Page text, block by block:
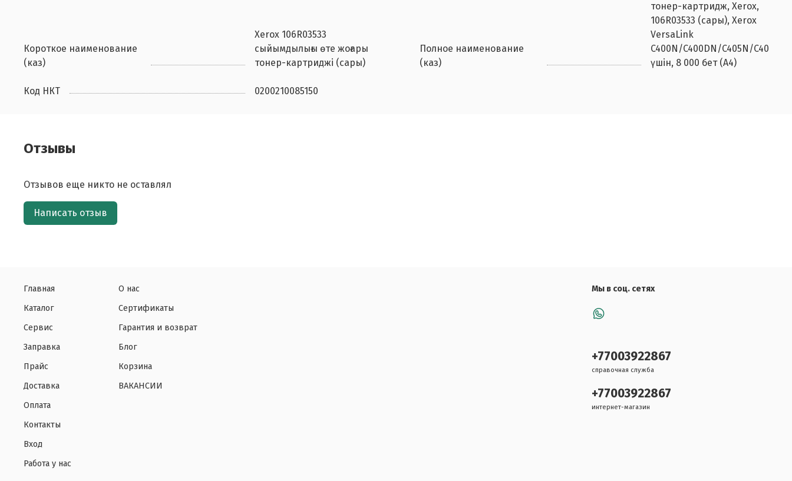
Короткое наименование
(каз)
Xerox 106R03533
сыйымдылығы өте жоғары
тонер-картриджі (сары)
Полное наименование
(каз)
тонер-картридж, Xerox,
106R03533 (сары), Xerox
VersaLink
C400N/C400DN/C405N/C400DN
үшін, 8 000 бет (А4)
Код НКТ 0200210085150
Отзывы
Отзывов еще никто не оставлял
Написать отзыв
Главная
Каталог
Сервис
Заправка
Прайс
Доставка
Оплата
Контакты
Вход
Работа у нас
О нас
Сертификаты
Гарантия и возврат
Блог
Корзина
ВАКАНСИИ
Мы в соц. сетях
+77003922867
справочная служба
+77003922867
интернет-магазин